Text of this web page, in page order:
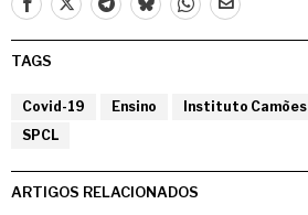
TAGS
Covid-19 Ensino Instituto Camões
SPCL
ARTIGOS RELACIONADOS